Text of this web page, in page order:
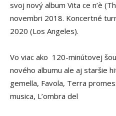
svoj nový album Vita ce n’è
novembri 2018. Koncertné
2020 (Los Angeles).
Vo viac ako 120-minútovej
nového albumu ale aj staršie
gemella, Favola, Terra
musica, L’ombra del